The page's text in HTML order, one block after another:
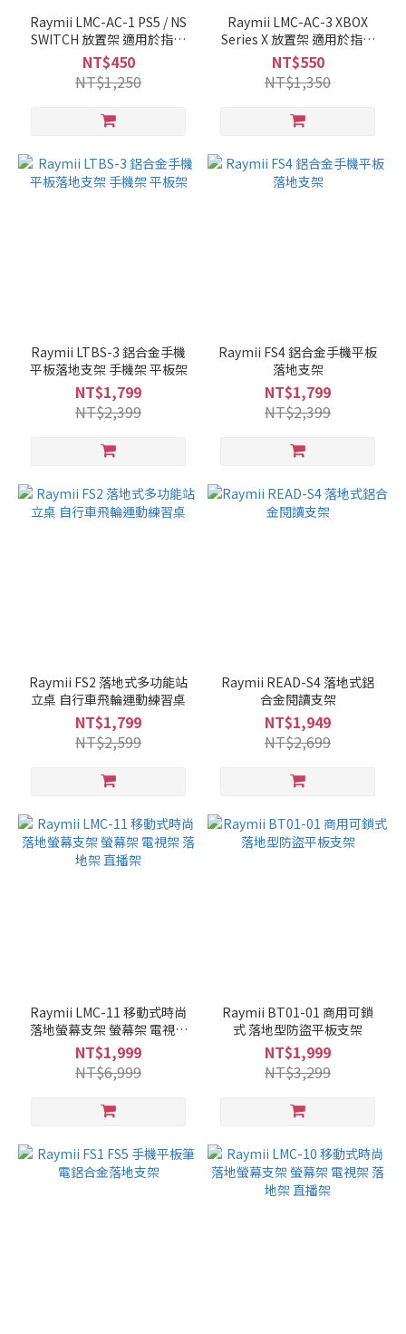
Raymii LMC-AC-1 PS5 / NS
SWITCH 放置架 適用於指定
型號
NT$450
NT$1,250
Raymii LMC-AC-3 XBOX
Series X 放置架 適用於指定
型號
NT$550
NT$1,350
Raymii LTBS-3 鋁合金手機
平板落地支架 手機架 平板架
NT$1,799
NT$2,399
Raymii FS4 鋁合金手機平板
落地支架
NT$1,799
NT$2,399
Raymii FS2 落地式多功能站
立桌 自行車飛輪運動練習桌
NT$1,799
NT$2,599
Raymii READ-S4 落地式鋁
合金閱讀支架
NT$1,949
NT$2,699
Raymii LMC-11 移動式時尚
落地螢幕支架 螢幕架 電視架
落地架 直播架
NT$1,999
NT$6,999
Raymii BT01-01 商用可鎖
式 落地型防盜平板支架
NT$1,999
NT$3,299